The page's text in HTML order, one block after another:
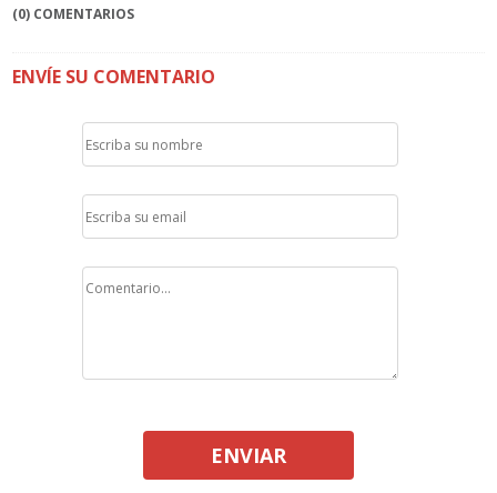
(0) COMENTARIOS
ENVÍE SU COMENTARIO
ENVIAR